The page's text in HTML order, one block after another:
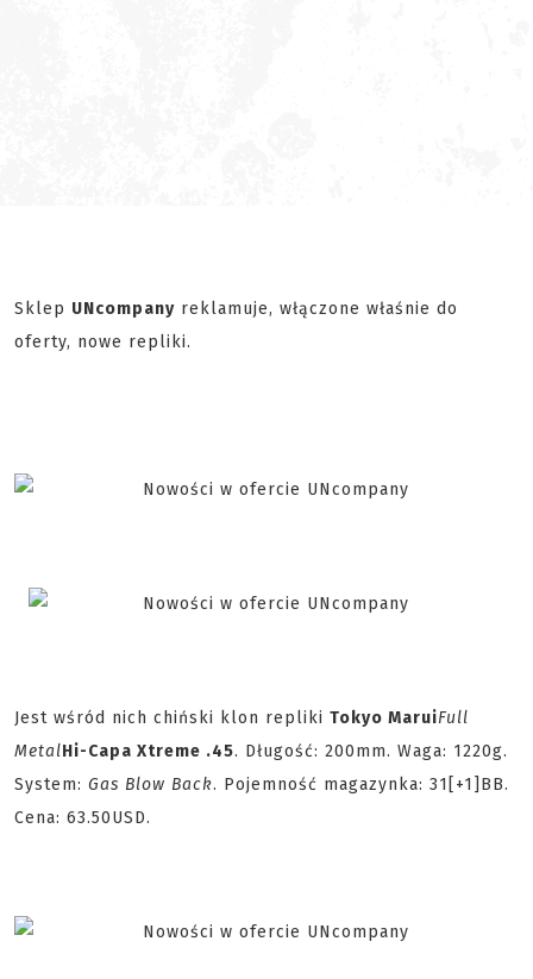
Sklep UNcompany reklamuje, włączone właśnie do
oferty, nowe repliki.
Jest wśród nich chiński klon repliki Tokyo MaruiFull
MetalHi-Capa Xtreme .45. Długość: 200mm. Waga: 1220g.
System: Gas Blow Back. Pojemność magazynka: 31[+1]BB.
Cena: 63.50USD.